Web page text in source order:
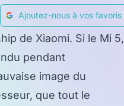
Ajoutez-nous à vos favoris
de Xiaomi. Si le Mi 5,
pendant
image du
que tout le